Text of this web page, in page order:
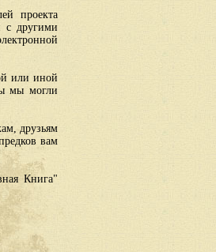
проекта
с другими
или иной
мы могли
друзьям
вам
Книга"